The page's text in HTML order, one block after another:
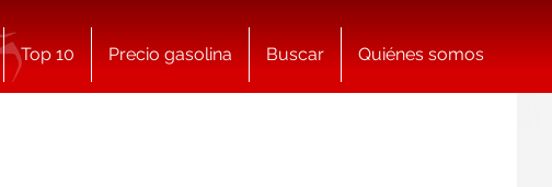
Top 10 Precio gasolina Buscar Quiénes somos